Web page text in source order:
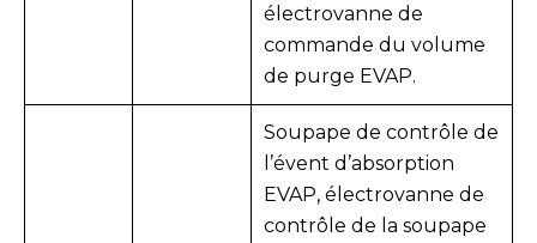
électrovanne de
commande du volume
de purge EVAP.
Soupape de contrôle de
l’évent d’absorption
EVAP, électrovanne de
contrôle de la soupape